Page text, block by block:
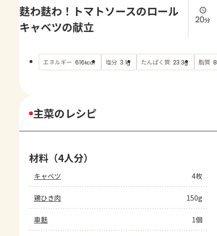
AJINOMOTO PARK とは
麩わ麩わ！トマトソースのロール
キャベツの献立
20分
エネルギー 616kcal 塩分 3.1g たんぱく質 23.3g 脂質
主菜のレシピ
材料（4人分）
キャベツ 4枚
鶏ひき肉 150g
車麩 1個